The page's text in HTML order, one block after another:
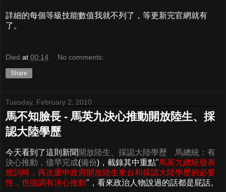
詳細的每個等級技能數值我就不列了，等更新完官網就有
了。
Died at 00:14 No comments:
Share
Tuesday, February 2, 2010
馬不知臉長 - 馬英九決心推動開放陸生、採
認大陸學歷
今天看到了這則新聞 開放陸生、採認大陸學歷 馬總統：有
決心推動，儘早完成(備份)，截錄其中重點"馬英九總統發表
致詞時，再次重申政府開放陸生來台和採認大陸學歷的必要
性，也強調有決心推動"，看來政治人物說過的話都是屁話。